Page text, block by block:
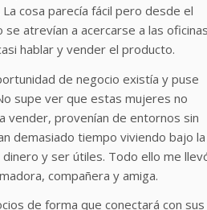
cosa parecía fácil pero desde el
atrevían a acercarse a las
hablar y vender el producto.
de negocio existía y puse
supe ver que estas mujeres no
vender, provenían de entornos sin
demasiado tiempo viviendo bajo la
y ser útiles. Todo ello me
compañera y amiga.
de forma que conectará con sus